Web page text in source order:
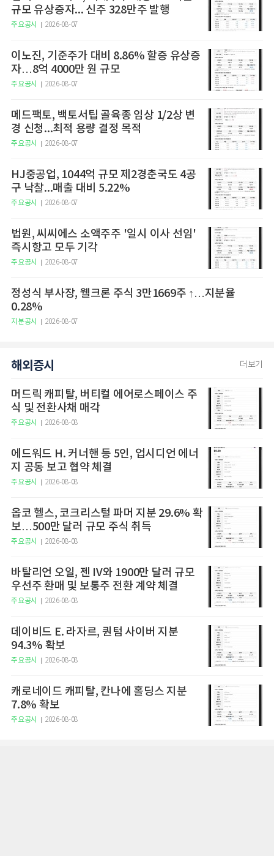
규모 유상증자... 신주 328만주 발행
주요공시 2026-08-07
이노진, 기준주가 대비 8.86% 할증 유상증
자…8억 4000만 원 규모
주요공시 2026-08-07
메드팩토, 백토서팁 골육종 임상 1/2상 변
경 신청...최적 용량 결정 목적
주요공시 2026-08-07
HJ중공업, 1044억 규모 제2경춘국도 4공
구 낙찰...매출 대비 5.22%
주요공시 2026-08-07
법원, 씨씨에스 소액주주 '일시 이사 선임'
즉시항고 모두 기각
주요공시 2026-08-07
정성식 부사장, 웰크론 주식 3만1669주 ↑…지분율
0.28%
지분공시 2026-08-07
해외증시 더보기
머드릭 캐피탈, 버티컬 에어로스페이스 주
식 및 전환사채 매각
주요공시 2026-08-08
에드워드 H. 커너핸 등 5인, 업시디언 에너
지 공동 보고 협약 체결
주요공시 2026-08-08
옵코 헬스, 코크리스털 파머 지분 29.6% 확
보…500만 달러 규모 주식 취득
주요공시 2026-08-08
바탈리언 오일, 젠 IV와 1900만 달러 규모
우선주 환매 및 보통주 전환 계약 체결
주요공시 2026-08-08
데이비드 E. 라자르, 퀀텀 사이버 지분
94.3% 확보
주요공시 2026-08-08
캐로네이드 캐피탈, 칸나에 홀딩스 지분
7.8% 확보
주요공시 2026-08-08